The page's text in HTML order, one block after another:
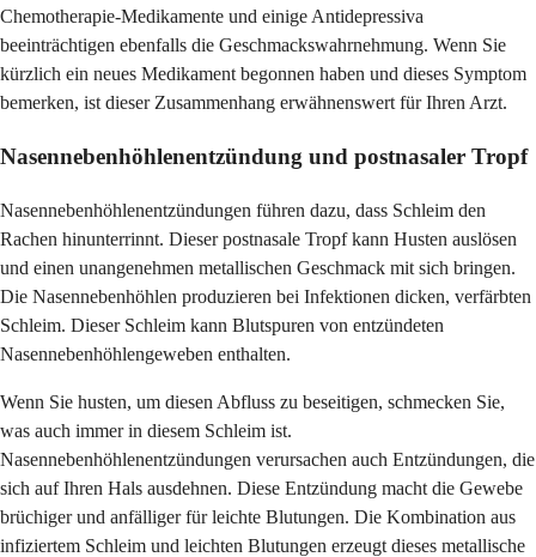
Chemotherapie-Medikamente und einige Antidepressiva
beeinträchtigen ebenfalls die Geschmackswahrnehmung. Wenn Sie
kürzlich ein neues Medikament begonnen haben und dieses Symptom
bemerken, ist dieser Zusammenhang erwähnenswert für Ihren Arzt.
Nasennebenhöhlenentzündung und postnasaler Tropf
Nasennebenhöhlenentzündungen führen dazu, dass Schleim den
Rachen hinunterrinnt. Dieser postnasale Tropf kann Husten auslösen
und einen unangenehmen metallischen Geschmack mit sich bringen.
Die Nasennebenhöhlen produzieren bei Infektionen dicken, verfärbten
Schleim. Dieser Schleim kann Blutspuren von entzündeten
Nasennebenhöhlengeweben enthalten.
Wenn Sie husten, um diesen Abfluss zu beseitigen, schmecken Sie,
was auch immer in diesem Schleim ist.
Nasennebenhöhlenentzündungen verursachen auch Entzündungen, die
sich auf Ihren Hals ausdehnen. Diese Entzündung macht die Gewebe
brüchiger und anfälliger für leichte Blutungen. Die Kombination aus
infiziertem Schleim und leichten Blutungen erzeugt dieses metallische